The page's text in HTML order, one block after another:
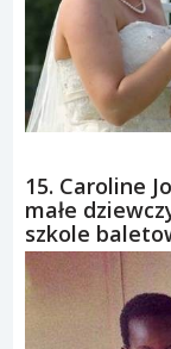
15. Caroline
małe
szkole